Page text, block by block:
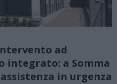
ad
integrato: a Somma
in urgenza